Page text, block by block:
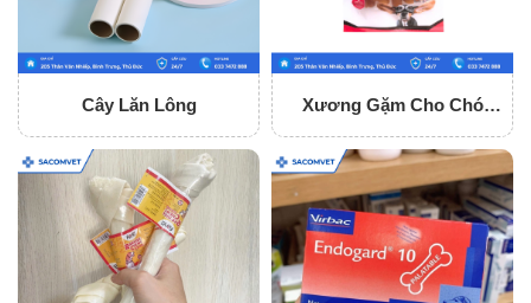
Cây Lăn Lông
Xương Gặm Cho Chó